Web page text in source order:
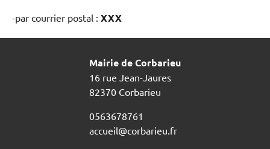
-par courrier postal : XXX
Mairie de Corbarieu
16 rue Jean-Jaures
82370 Corbarieu
0563678761
accueil@corbarieu.fr